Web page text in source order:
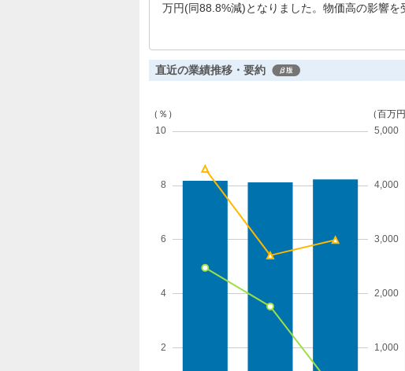
万円(同88.8%減)となりました。物価高の影響を
投資有価証券売却益により当期純利益は1.26億
直近の業績推移・要約